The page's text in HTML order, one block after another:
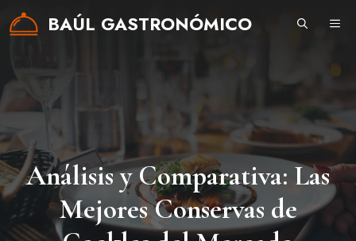
Saltar
BAÚL GASTRONÓMICO
Análisis y Comparativa: Las
Mejores Conservas de